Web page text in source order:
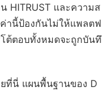
HITRUST และความส
านี้ป้องกันไม่ให้แพลตฟ
โต้ตอบทั้งหมดจะถูกบันทึ
ที่นี่ แผนพื้นฐานของ D